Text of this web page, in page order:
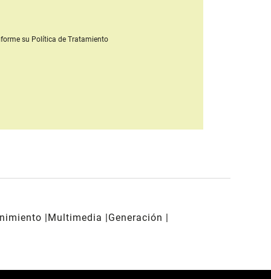
su Política de Tratamiento
Multimedia
Generación